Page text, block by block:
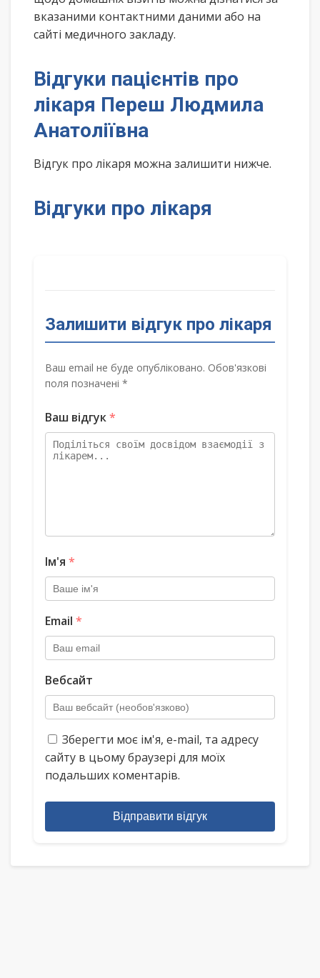
вказаними контактними даними або на
сайті медичного закладу.
Відгуки пацієнтів про
лікаря Переш Людмила
Анатоліївна
Відгук про лікаря можна залишити нижче.
Відгуки про лікаря
Залишити відгук про лікаря
Ваш email не буде опубліковано. Обов'язкові
поля позначені *
Ваш відгук*
Ім'я *
Email *
Вебсайт
Зберегти моє ім'я, e-mail, та адресу
сайту в цьому браузері для моїх
подальших коментарів.
Відправити відгук